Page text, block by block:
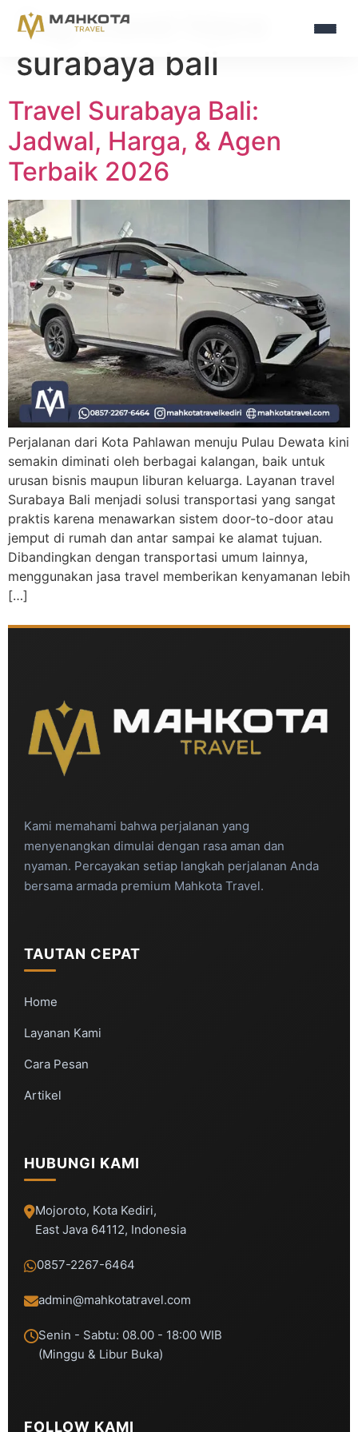
Tag:travel hiace
surabaya bali
Travel Surabaya Bali:
Jadwal, Harga, & Agen
Terbaik 2026
Perjalanan dari Kota Pahlawan menuju Pulau Dewata kini
semakin diminati oleh berbagai kalangan, baik untuk
urusan bisnis maupun liburan keluarga. Layanan travel
Surabaya Bali menjadi solusi transportasi yang sangat
praktis karena menawarkan sistem door-to-door atau
jemput di rumah dan antar sampai ke alamat tujuan.
Dibandingkan dengan transportasi umum lainnya,
menggunakan jasa travel memberikan kenyamanan lebih
[…]
Kami memahami bahwa perjalanan yang
menyenangkan dimulai dengan rasa aman dan
nyaman. Percayakan setiap langkah perjalanan Anda
bersama armada premium Mahkota Travel.
TAUTAN CEPAT
Home
Layanan Kami
Cara Pesan
Artikel
HUBUNGI KAMI
Mojoroto, Kota Kediri,
East Java 64112, Indonesia
0857-2267-6464
admin@mahkotatravel.com
Senin - Sabtu: 08.00 - 18:00 WIB
(Minggu & Libur Buka)
FOLLOW KAMI